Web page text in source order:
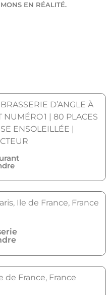
EN RÉALITÉ.